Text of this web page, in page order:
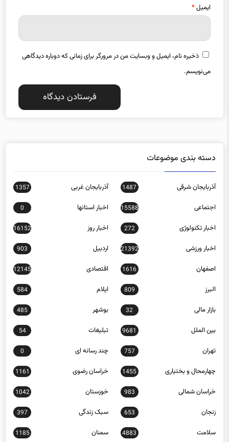
ایمیل*
ذخیره نام، ایمیل و وبسایت من در مرورگر برای زمانی که دوباره دیدگاهی
می‌نویسم.
دسته بندی موضوعات
آذربایجان شرقی 1487 آذربایجان غربی 1357
اجتماعی 15588 اخبار استانها 0
اخبار تکنولوژی 272 اخبار روز 16152
اخبار ورزشی 21392 اردبیل 903
اصفهان 1616 اقتصادی 12145
البرز 809 ایلام 584
بازار مالی 32 بوشهر 485
بین الملل 9681 تبلیغات 54
تهران 757 چند رسانه ای 0
چهارمحال و بختیاری 1455 خراسان رضوی 1161
خراسان شمالی 983 خوزستان 1042
زنجان 653 سبک زندگی 397
سلامت 4883 سمنان 1185